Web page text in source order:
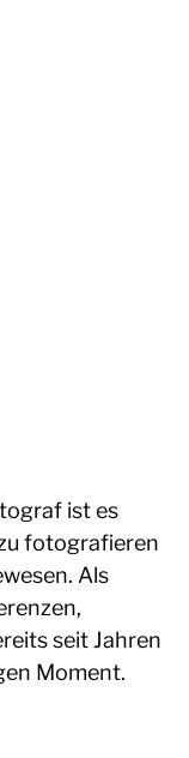
ist es
fotografieren
Als
seit Jahren
Moment.